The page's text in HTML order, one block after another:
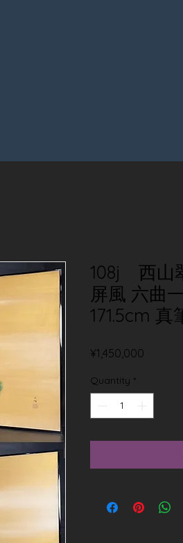
108j 西山
屏風 六曲
171.5cm 真
¥1,450,000
Quantity *